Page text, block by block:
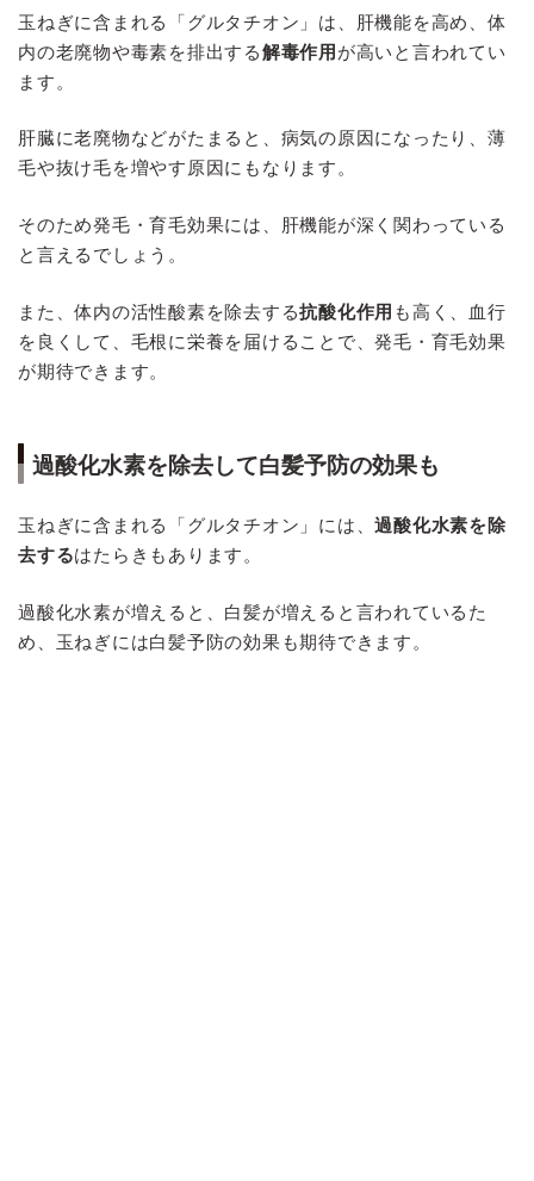
玉ねぎに含まれる「グルタチオン」は、肝機能を高め、体
内の老廃物や毒素を排出する解毒作用 が高いと言われてい
ます。
肝臓に老廃物などがたまると、病気の原因になったり、薄
毛や抜け毛を増やす原因にもなります。
そのため発毛・育毛効果には、肝機能が深く関わっている
と言えるでしょう。
また、体内の活性酸素を除去する抗酸化作用 も高く、血行
を良くして、毛根に栄養を届けることで、発毛・育毛効果
が期待できます。
過酸化水素を除去して白髪予防の効果も
玉ねぎに含まれる「グルタチオン」には、過酸化水素を除
去するはたらきもあります。
過酸化水素が増えると、白髪が増えると言われているた
め、玉ねぎには白髪予防の効果も期待できます。